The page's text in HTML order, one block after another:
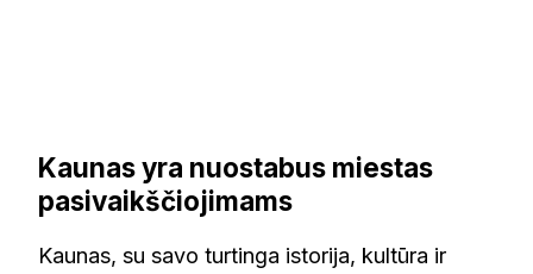
Kaunas yra nuostabus miestas
pasivaikščiojimams
Kaunas, su savo turtinga istorija, kultūra ir